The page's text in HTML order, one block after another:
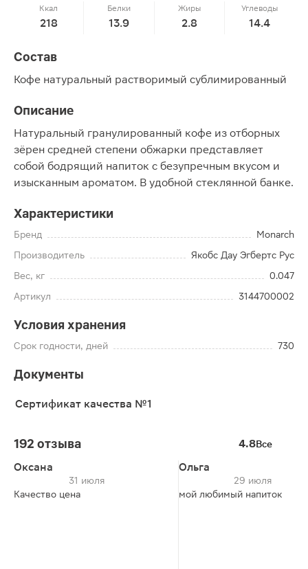
Ккал
218
Белки
13.9
Жиры
2.8
Углеводы
14.4
Состав
Кофе натуральный растворимый сублимированный
Описание
Натуральный гранулированный кофе из отборных
зёрен средней степени обжарки представляет
собой бодрящий напиток с безупречным вкусом и
изысканным ароматом. В удобной стеклянной банке.
Характеристики
Бренд
Monarch
Производитель
Якобс Дау Эгбертс Рус
Вес, кг
0.047
Артикул
3144700002
Условия хранения
Срок годности, дней 730
Документы
Сертификат качества №1
192 отзыва 4.8Все
Оксана
31 июля
Качество цена
Ольга
29 июля
мой любимый напиток